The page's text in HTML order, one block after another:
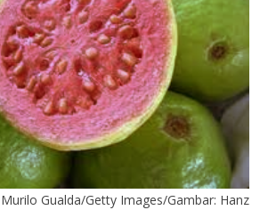
Murilo Gualda/Getty Images/Gambar: Hanz